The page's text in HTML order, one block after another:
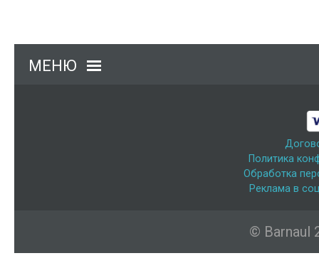
МЕНЮ
Политика
Обработка
Реклама в
© Barnaul